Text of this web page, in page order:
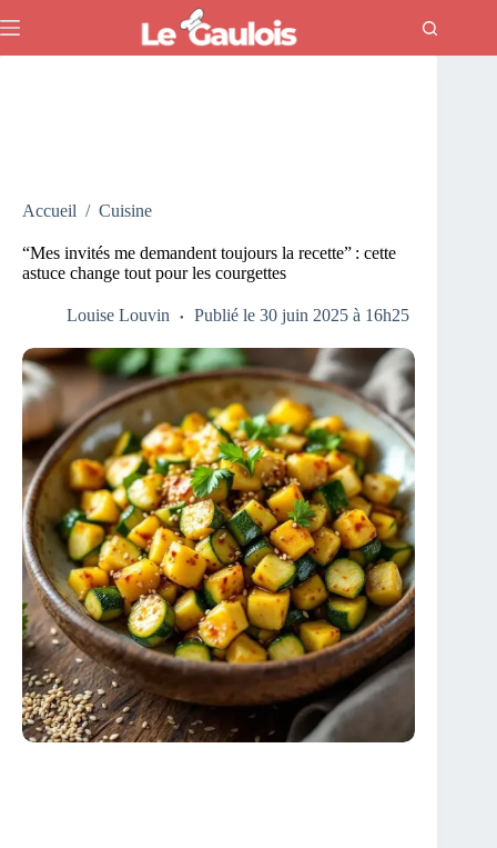
au
Accueil / Cuisine
“Mes invités me demandent toujours la recette” : cette
astuce change tout pour les courgettes
Louise Louvin Publié le 30 juin 2025 à 16h25